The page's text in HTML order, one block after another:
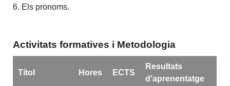
6. Els pronoms.
Activitats formatives i Metodologia
Títol Hores ECTS
Resultats
d'aprenentatge